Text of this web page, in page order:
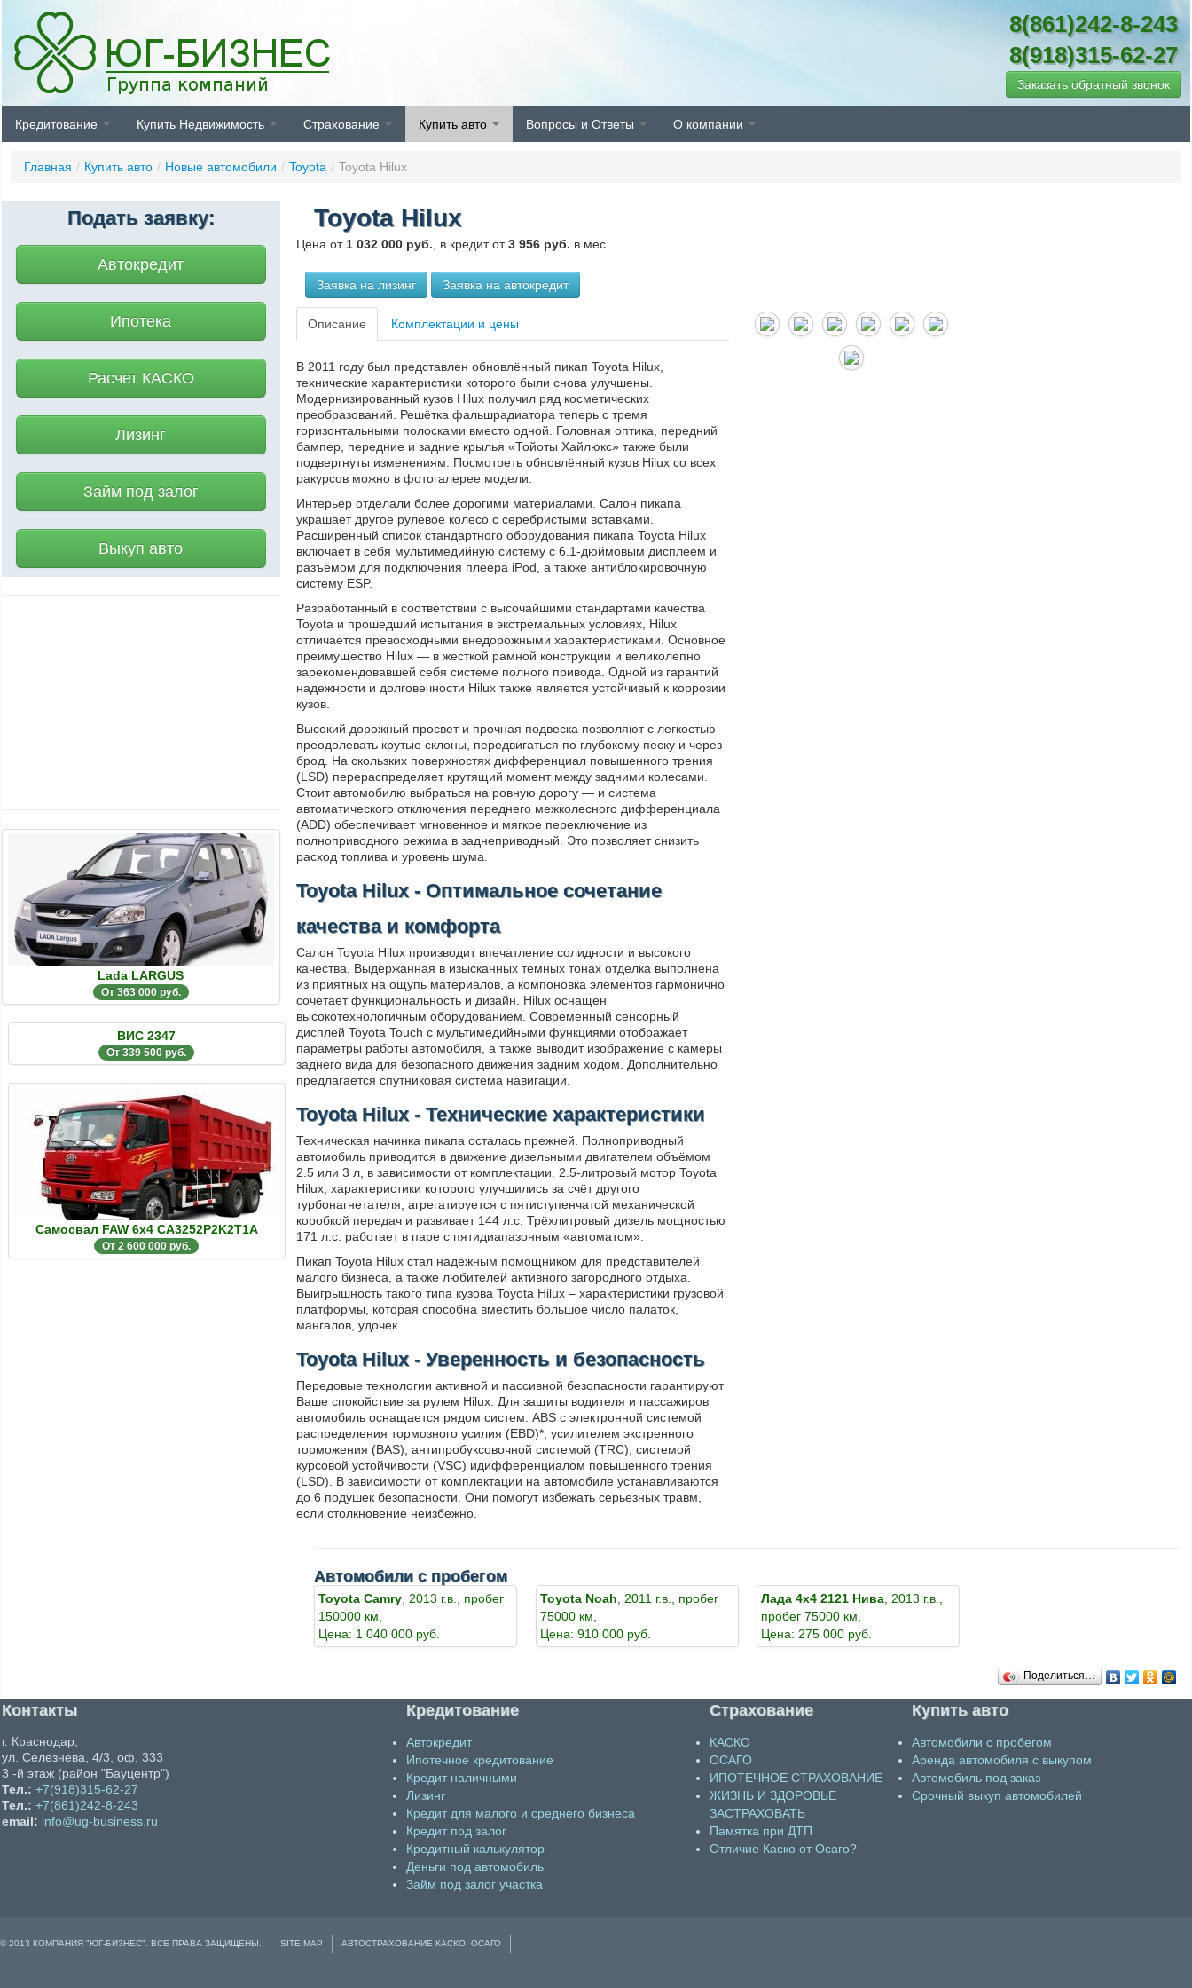
8(861)242-8-243
8(918)315-62-27
Заказать обратный звонок
Кредитование Купить Недвижимость Страхование Купить авто Вопросы и Ответы О компании
Главная / Купить авто / Новые автомобили / Toyota / Toyota Hilux
Подать заявку:
Автокредит
Ипотека
Расчет КАСКО
Лизинг
Займ под залог
Выкуп авто
Lada LARGUS
От 363 000 руб.
ВИС 2347
От 339 500 руб.
Самосвал FAW 6x4 CA3252P2K2T1A
От 2 600 000 руб.
Toyota Hilux
Цена от 1 032 000 руб. , в кредит от3 956 руб. в мес.
Заявка на лизинг Заявка на автокредит
Описание Комплектации и цены
В 2011 году был представлен обновлённый пикап Toyota Hilux,
технические характеристики которого были снова улучшены.
Модернизированный кузов Hilux получил ряд косметических
преобразований. Решётка фальшрадиатора теперь с тремя
горизонтальными полосками вместо одной. Головная оптика, передний
бампер, передние и задние крылья «Тойоты Хайлюкс» также были
подвергнуты изменениям. Посмотреть обновлённый кузов Hilux со всех
ракурсов можно в фотогалерее модели.
Интерьер отделали более дорогими материалами. Салон пикапа
украшает другое рулевое колесо с серебристыми вставками.
Расширенный список стандартного оборудования пикапа Toyota Hilux
включает в себя мультимедийную систему с 6.1-дюймовым дисплеем и
разъёмом для подключения плеера iPod, а также антиблокировочную
систему ESP.
Разработанный в соответствии с высочайшими стандартами качества
Toyota и прошедший испытания в экстремальных условиях, Hilux
отличается превосходными внедорожными характеристиками. Основное
преимущество Hilux — в жесткой рамной конструкции и великолепно
зарекомендовавшей себя системе полного привода. Одной из гарантий
надежности и долговечности Hilux также является устойчивый к коррозии
кузов.
Высокий дорожный просвет и прочная подвеска позволяют с легкостью
преодолевать крутые склоны, передвигаться по глубокому песку и через
брод. На скользких поверхностях дифференциал повышенного трения
(LSD) перераспределяет крутящий момент между задними колесами.
Стоит автомобилю выбраться на ровную дорогу — и система
автоматического отключения переднего межколесного дифференциала
(ADD) обеспечивает мгновенное и мягкое переключение из
полноприводного режима в заднеприводный. Это позволяет снизить
расход топлива и уровень шума.
Toyota Hilux - Оптимальное сочетание
качества и комфорта
Салон Toyota Hilux производит впечатление солидности и высокого
качества. Выдержанная в изысканных темных тонах отделка выполнена
из приятных на ощупь материалов, а компоновка элементов гармонично
сочетает функциональность и дизайн. Hilux оснащен
высокотехнологичным оборудованием. Современный сенсорный
дисплей Toyota Touch с мультимедийными функциями отображает
параметры работы автомобиля, а также выводит изображение с камеры
заднего вида для безопасного движения задним ходом. Дополнительно
предлагается спутниковая система навигации.
Toyota Hilux - Технические характеристики
Техническая начинка пикапа осталась прежней. Полноприводный
автомобиль приводится в движение дизельными двигателем объёмом
2.5 или 3 л, в зависимости от комплектации. 2.5-литровый мотор Toyota
Hilux, характеристики которого улучшились за счёт другого
турбонагнетателя, агрегатируется с пятиступенчатой механической
коробкой передач и развивает 144 л.с. Трёхлитровый дизель мощностью
171 л.с. работает в паре с пятидиапазонным «автоматом».
Пикап Toyota Hilux стал надёжным помощником для представителей
малого бизнеса, а также любителей активного загородного отдыха.
Выигрышность такого типа кузова Toyota Hilux – характеристики грузовой
платформы, которая способна вместить большое число палаток,
мангалов, удочек.
Toyota Hilux - Уверенность и безопасность
Передовые технологии активной и пассивной безопасности гарантируют
Ваше спокойствие за рулем Hilux. Для защиты водителя и пассажиров
автомобиль оснащается рядом систем: ABS с электронной системой
распределения тормозного усилия (EBD)*, усилителем экстренного
торможения (BAS), антипробуксовочной системой (TRC), системой
курсовой устойчивости (VSC) идифференциалом повышенного трения
(LSD). В зависимости от комплектации на автомобиле устанавливаются
до 6 подушек безопасности. Они помогут избежать серьезных травм,
если столкновение неизбежно.
Автомобили с пробегом
Toyota Camry , 2013 г.в., пробег
150000 км,
Цена: 1 040 000 руб.
Toyota Noah , 2011 г.в., пробег
75000 км,
Цена: 910 000 руб.
Лада 4x4 2121 Нива , 2013 г.в.,
пробег 75000 км,
Цена: 275 000 руб.
Поделиться…
Контакты
г. Краснодар,
ул. Селезнева, 4/3, оф. 333
3 -й этаж (район "Бауцентр")
Тел.: +7(918)315-62-27
Тел.: +7(861)242-8-243
email: info@ug-business.ru
Кредитование
Автокредит
Ипотечное кредитование
Кредит наличными
Лизинг
Кредит для малого и среднего бизнеса
Кредит под залог
Кредитный калькулятор
Деньги под автомобиль
Займ под залог участка
Страхование
КАСКО
ОСАГО
ИПОТЕЧНОЕ СТРАХОВАНИЕ
ЖИЗНЬ И ЗДОРОВЬЕ
ЗАСТРАХОВАТЬ
Памятка при ДТП
Отличие Каско от Осаго?
Купить авто
Автомобили с пробегом
Аренда автомобиля с выкупом
Автомобиль под заказ
Срочный выкуп автомобилей
© 2013 КОМПАНИЯ "ЮГ-БИЗНЕС". ВСЕ ПРАВА ЗАЩИЩЕНЫ. SITE MAP АВТОСТРАХОВАНИЕ КАСКО, ОСАГО